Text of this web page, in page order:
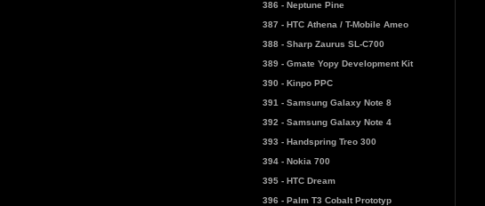
386 - Neptune Pine
387 - HTC Athena / T-Mobile Ameo
388 - Sharp Zaurus SL-C700
389 - Gmate Yopy Development Kit
390 - Kinpo PPC
391 - Samsung Galaxy Note 8
392 - Samsung Galaxy Note 4
393 - Handspring Treo 300
394 - Nokia 700
395 - HTC Dream
396 - Palm T3 Cobalt Prototyp